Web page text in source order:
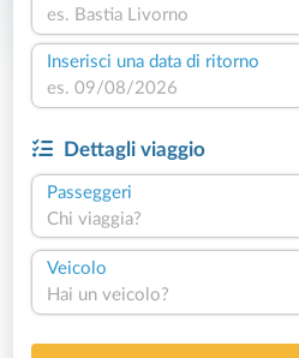
Inserisci una data di ritorno
Dettagli viaggio
Passeggeri
Chi viaggia?
Veicolo
Hai un veicolo?